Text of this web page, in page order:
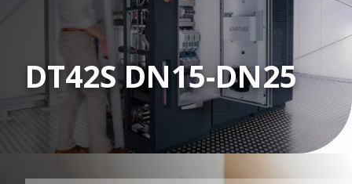
DT42S DN15-DN25